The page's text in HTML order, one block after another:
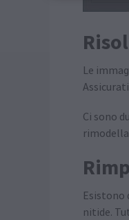
Le
Ci sono
Esistono
nitide.